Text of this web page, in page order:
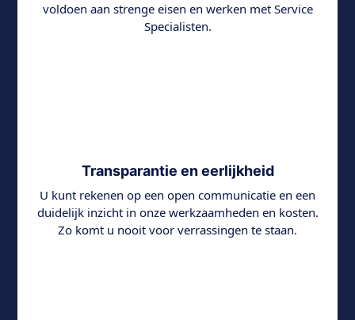
voldoen aan strenge eisen en werken met Service
Specialisten.
Transparantie en eerlijkheid
U kunt rekenen op een open communicatie en een
duidelijk inzicht in onze werkzaamheden en kosten.
Zo komt u nooit voor verrassingen te staan.